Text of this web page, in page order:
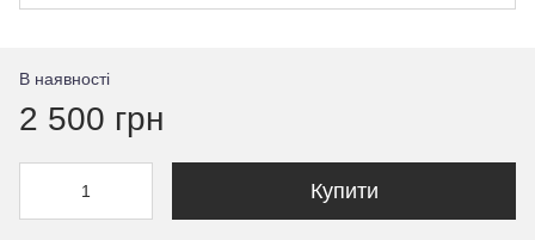
В наявності
2 500 грн
Купити